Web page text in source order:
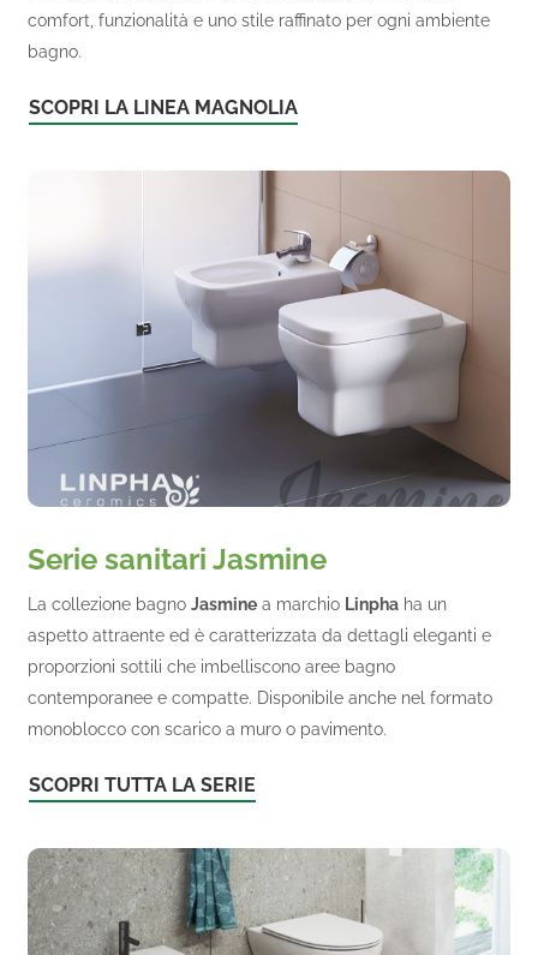
comfort, funzionalità e uno stile raffinato per ogni ambiente
bagno.
SCOPRI LA LINEA MAGNOLIA
Serie sanitari Jasmine
La collezione bagno Jasmine a marchio Linpha ha un
aspetto attraente ed è caratterizzata da dettagli eleganti e
proporzioni sottili che imbelliscono aree bagno
contemporanee e compatte. Disponibile anche nel formato
monoblocco con scarico a muro o pavimento.
SCOPRI TUTTA LA SERIE